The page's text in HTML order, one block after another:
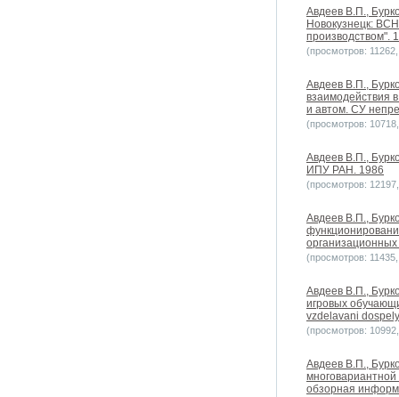
Авдеев В.П.,
Новокузнецк:
производством".
(просмотров:
Авдеев В.П.,
взаимодействия
и автом. СУ
(просмотров:
Авдеев В.П.,
ИПУ РАН. 1986
(просмотров:
Авдеев В.П.,
(просмотров:
Авдеев В.П.,
игровых
vzdelavani
(просмотров:
Авдеев В.П.,
обзорная